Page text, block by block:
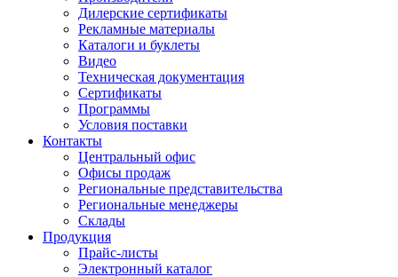
Дилерские сертификаты
Рекламные материалы
Каталоги и буклеты
Видео
Техническая документация
Сертификаты
Программы
Условия поставки
Контакты
Центральный офис
Офисы продаж
Региональные представительства
Региональные менеджеры
Склады
Продукция
Прайс-листы
Электронный каталог